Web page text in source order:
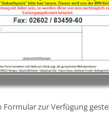
zur Verfügung